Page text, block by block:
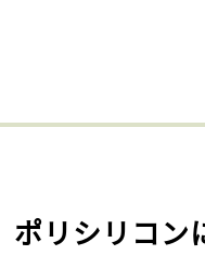
ポリシリコン